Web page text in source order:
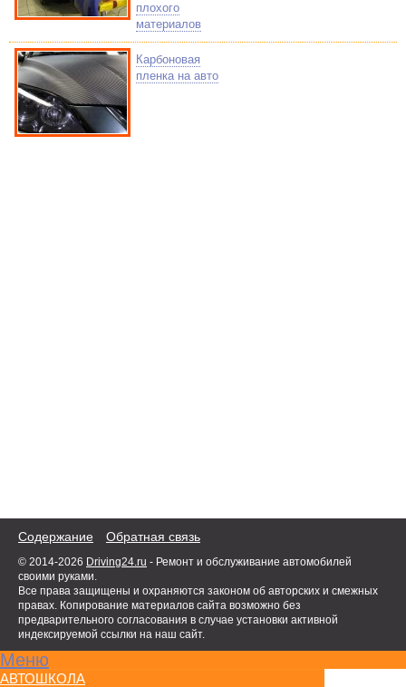
плохого
материалов
Карбоновая
пленка на авто
Содержание Обратная связь
© 2014-2026 Driving24.ru - Ремонт и обслуживание автомобилей
своими руками.
Все права защищены и охраняются законом об авторских и смежных
правах. Копирование материалов сайта возможно без
предварительного согласования в случае установки активной
индексируемой ссылки на наш сайт.
Меню
АВТОШКОЛА